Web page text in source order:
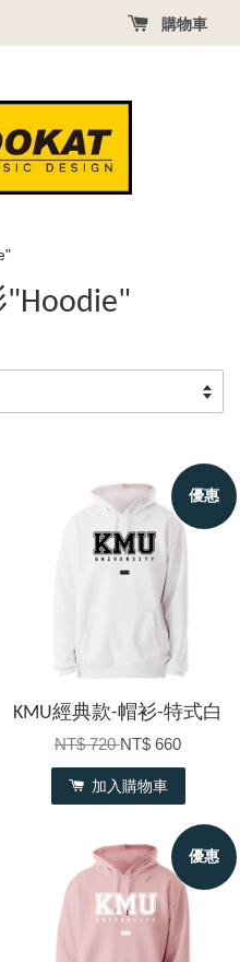
購物車
優惠
KMU經典款-帽衫-特式白
NT$ 720NT$ 660
加入購物車
優惠